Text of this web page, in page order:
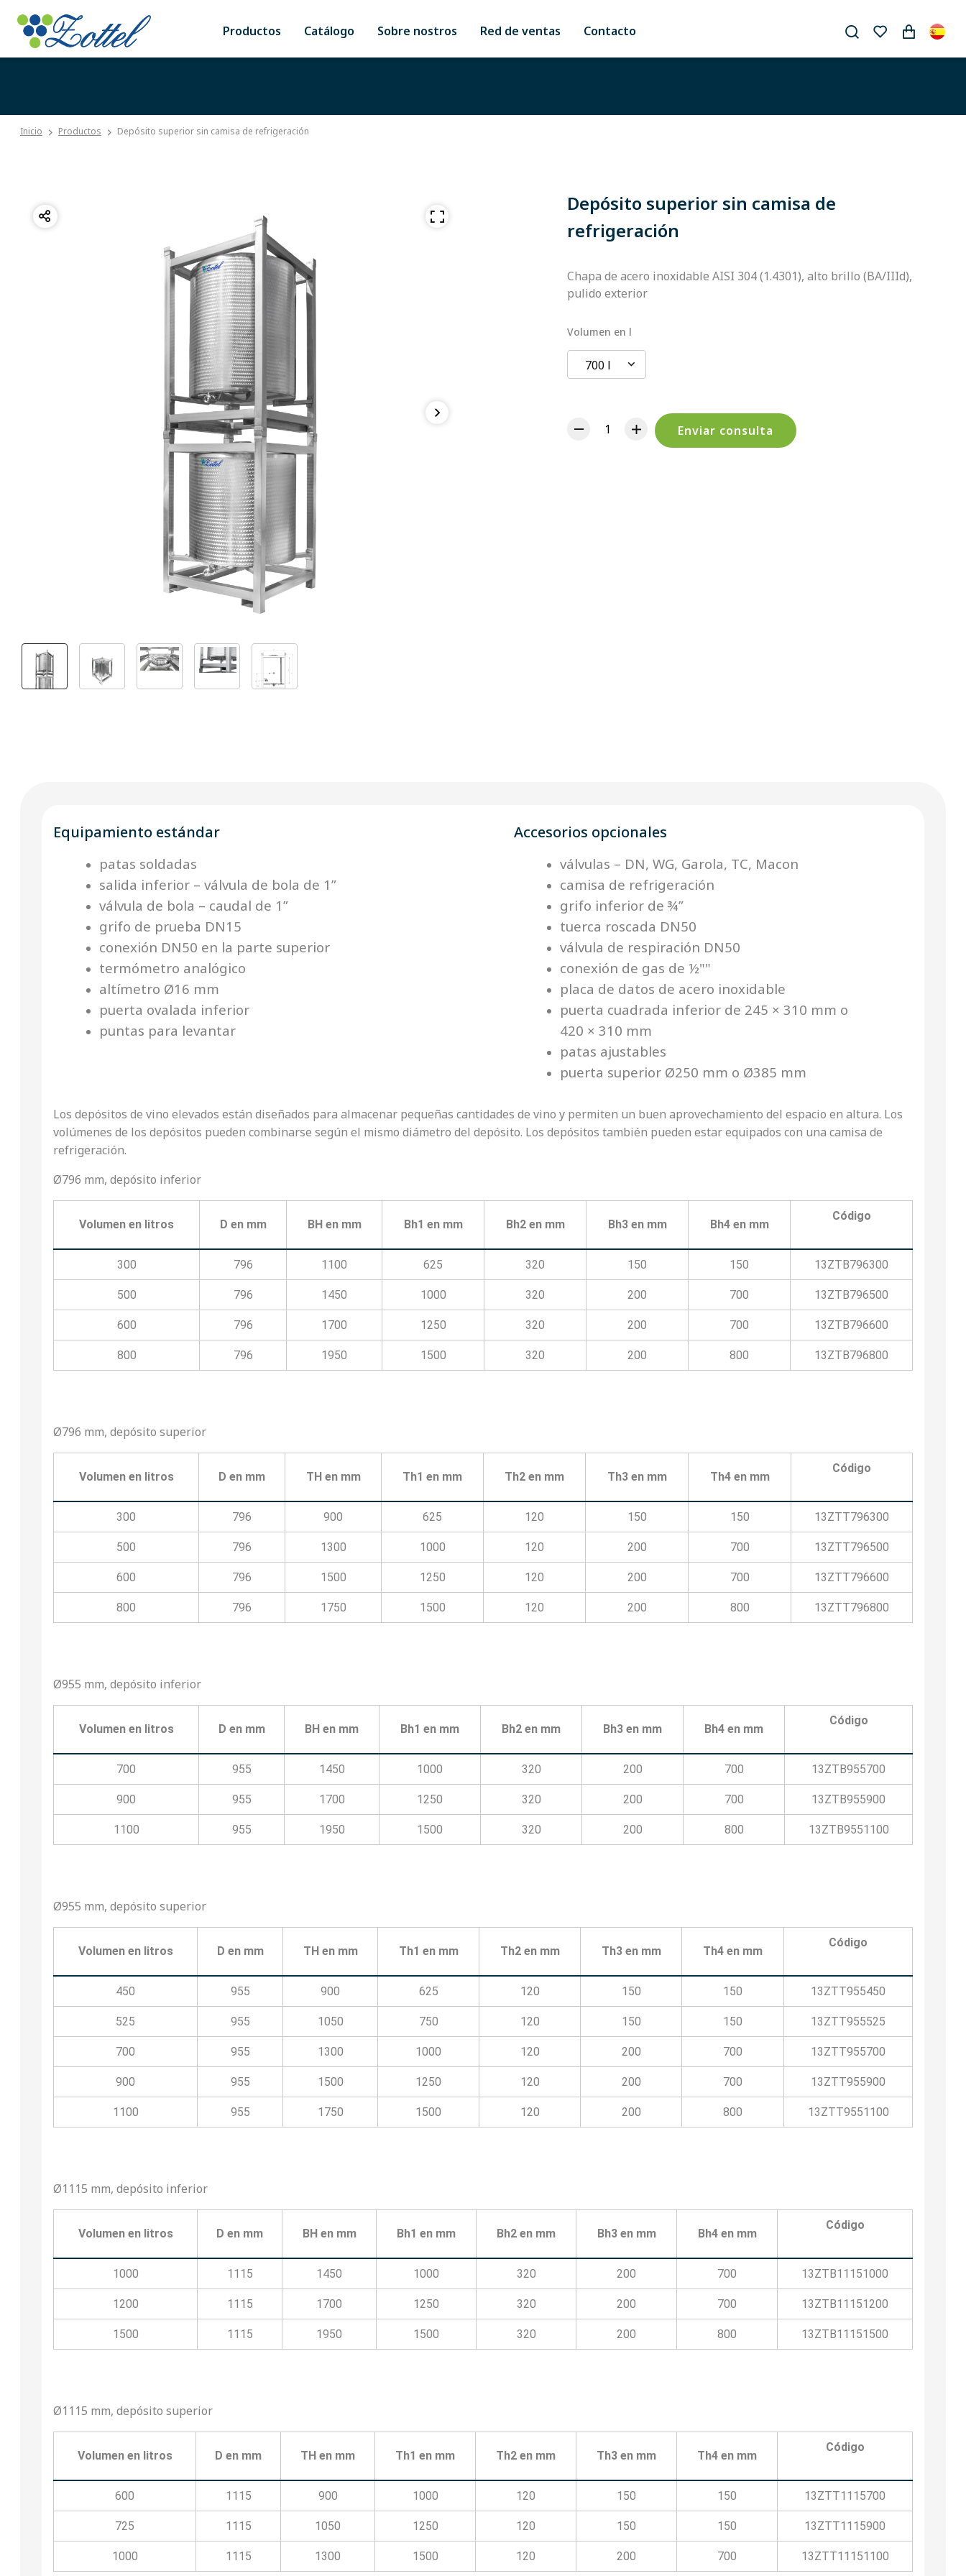
Productos Catálogo Sobre nostros Red de ventas Contacto
Inicio Productos Depósito superior sin camisa de refrigeración
Depósito superior sin camisa de
refrigeración
Chapa de acero inoxidable AISI 304 (1.4301), alto brillo (BA/IIId),
pulido exterior
Volumen en l
700 l
Enviar consulta
Equipamiento estándar
patas soldadas
salida inferior – válvula de bola de 1”
válvula de bola – caudal de 1”
grifo de prueba DN15
conexión DN50 en la parte superior
termómetro analógico
altímetro Ø16 mm
puerta ovalada inferior
puntas para levantar
Accesorios opcionales
válvulas – DN, WG, Garola, TC, Macon
camisa de refrigeración
grifo inferior de ¾”
tuerca roscada DN50
válvula de respiración DN50
conexión de gas de ½""
placa de datos de acero inoxidable
puerta cuadrada inferior de 245 × 310 mm o
420 × 310 mm
patas ajustables
puerta superior Ø250 mm o Ø385 mm
Los depósitos de vino elevados están diseñados para almacenar pequeñas cantidades de vino y permiten un buen aprovechamiento del espacio en altura. Los
volúmenes de los depósitos pueden combinarse según el mismo diámetro del depósito. Los depósitos también pueden estar equipados con una camisa de
refrigeración.
Ø796 mm, depósito inferior
Volumen en litros D en mm BH en mm Bh1 en mm Bh2 en mm Bh3 en mm Bh4 en mm
Código
300 796 1100 625 320 150 150 13ZTB796300
500 796 1450 1000 320 200 700 13ZTB796500
600 796 1700 1250 320 200 700 13ZTB796600
800 796 1950 1500 320 200 800 13ZTB796800
Ø796 mm, depósito superior
Volumen en litros D en mm TH en mm Th1 en mm Th2 en mm Th3 en mm Th4 en mm
Código
300 796 900 625 120 150 150 13ZTT796300
500 796 1300 1000 120 200 700 13ZTT796500
600 796 1500 1250 120 200 700 13ZTT796600
800 796 1750 1500 120 200 800 13ZTT796800
Ø955 mm, depósito inferior
Volumen en litros D en mm BH en mm Bh1 en mm Bh2 en mm Bh3 en mm Bh4 en mm
Código
700 955 1450 1000 320 200 700 13ZTB955700
900 955 1700 1250 320 200 700 13ZTB955900
1100 955 1950 1500 320 200 800 13ZTB9551100
Ø955 mm, depósito superior
Volumen en litros D en mm TH en mm Th1 en mm Th2 en mm Th3 en mm Th4 en mm
Código
450 955 900 625 120 150 150 13ZTT955450
525 955 1050 750 120 150 150 13ZTT955525
700 955 1300 1000 120 200 700 13ZTT955700
900 955 1500 1250 120 200 700 13ZTT955900
1100 955 1750 1500 120 200 800 13ZTT9551100
Ø1115 mm, depósito inferior
Volumen en litros D en mm BH en mm Bh1 en mm Bh2 en mm Bh3 en mm Bh4 en mm
Código
1000 1115 1450 1000 320 200 700 13ZTB11151000
1200 1115 1700 1250 320 200 700 13ZTB11151200
1500 1115 1950 1500 320 200 800 13ZTB11151500
Ø1115 mm, depósito superior
Volumen en litros D en mm TH en mm Th1 en mm Th2 en mm Th3 en mm Th4 en mm
Código
600 1115 900 1000 120 150 150 13ZTT1115700
725 1115 1050 1250 120 150 150 13ZTT1115900
1000 1115 1300 1500 120 200 700 13ZTT11151100